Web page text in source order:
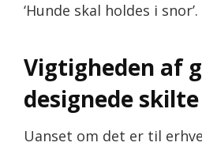
‘Hunde skal holdes i snor’.
Vigtigheden af
designede skilte
Uanset om det er til